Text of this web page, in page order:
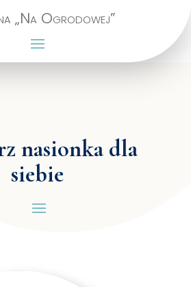
„Na Ogrodowej”
nasionka dla
siebie